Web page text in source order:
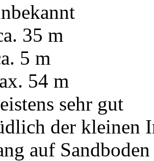
35 m
5 m
54 m
sehr gut
der kleinen
auf